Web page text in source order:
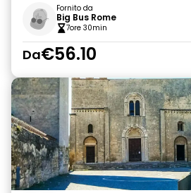
Fornito da
Big Bus Rome
7ore 30min
Da€56.10